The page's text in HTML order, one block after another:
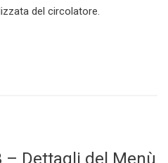
del circolatore.
– Dettagli del Menù